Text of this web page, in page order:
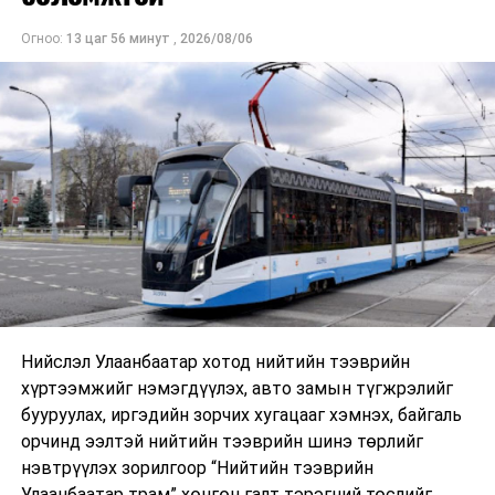
Огноо: 13 цаг 56 минут , 2026/08/06
Нийслэл Улаанбаатар хотод нийтийн тээврийн
хүртээмжийг нэмэгдүүлэх, авто замын түгжрэлийг
бууруулах, иргэдийн зорчих хугацааг хэмнэх, байгаль
орчинд ээлтэй нийтийн тээврийн шинэ төрлийг
нэвтрүүлэх зорилгоор “Нийтийн тээврийн